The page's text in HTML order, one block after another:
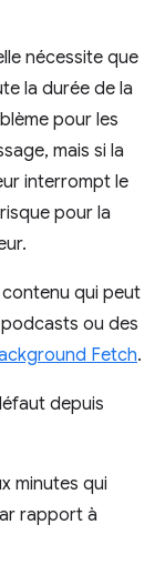
nécessite que
la durée de la
pour les
mais si la
interrompt le
pour la
qui peut
ou des
Fetch.
depuis
minutes qui
rapport à